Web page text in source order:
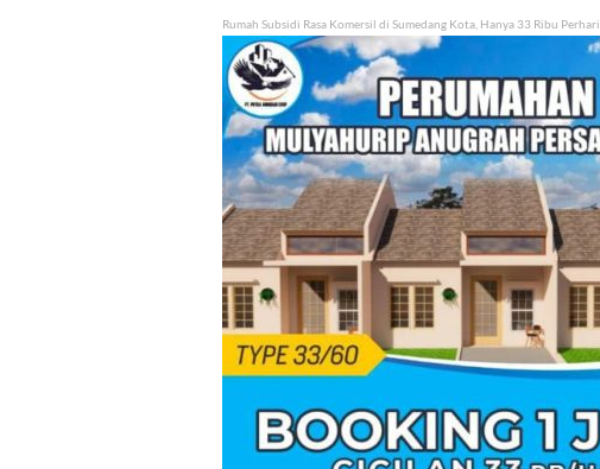
Rumah Subsidi Rasa Komersil di Sumedang Kota, Hanya 33 Ribu Perhari